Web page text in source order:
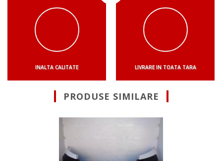
INALTA CALITATE LIVRARE IN TOATA TARA
PRODUSE SIMILARE
Suna pentru
bara fata Opel Vivaro
2001/08-2006